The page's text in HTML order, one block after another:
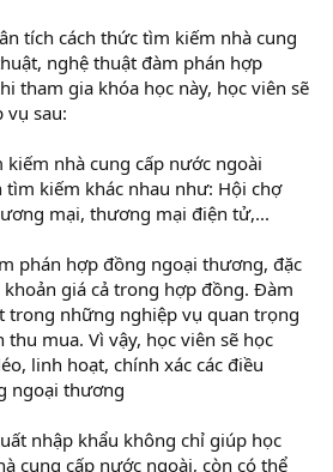
tích cách thức tìm kiếm nhà cung
nghệ thuật đàm phán hợp
tham gia khóa học này, học viên sẽ
vụ sau:
nhà cung cấp nước ngoài
kiếm khác nhau như: Hội chợ
mại, thương mại điện tử,...
phán hợp đồng ngoại thương, đặc
giá cả trong hợp đồng. Đàm
trong những nghiệp vụ quan trọng
mua. Vì vậy, học viên sẽ học
linh hoạt, chính xác các điều
ngoại thương
nhập khẩu không chỉ giúp học
cung cấp nước ngoài, còn có thể